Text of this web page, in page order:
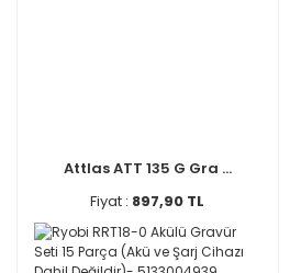
Attlas ATT 135 G Gra ...
Fiyat : 897,90 TL